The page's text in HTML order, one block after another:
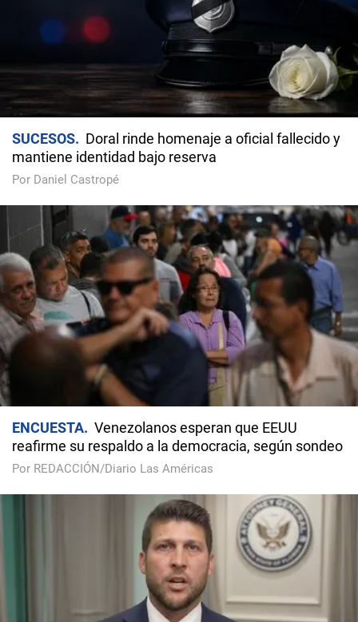
SUCESOS
Doral rinde homenaje a oficial fallecido y
mantiene identidad bajo reserva
Por Daniel Castropé
ENCUESTA
Venezolanos esperan que EEUU
reafirme su respaldo a la democracia, según sondeo
Por REDACCIÓN/Diario Las Américas